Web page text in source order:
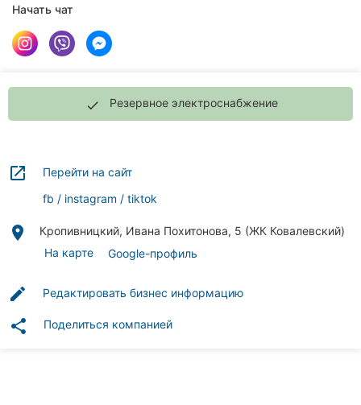
Автошколы
Рестораны
рубрики
города:
Кропивницкий
Начать чат
done Резервное электроснабжение
launch
Перейти на сайт
fb
instagram tiktok
place
Кропивницкий, Ивана Похитонова, 5 (ЖК Ковалевский)
На карте
Google-профиль
edit Редактировать бизнес информацию
share Поделиться компанией